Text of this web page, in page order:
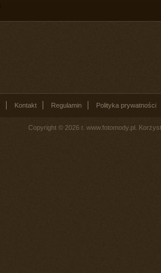
Kontakt Regulamin Polityka prywatności
Copyright © 2026 r. www.fotomody.pl.